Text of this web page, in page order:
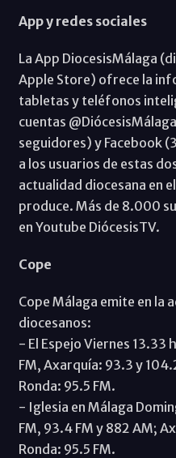
App y redes sociales
La App DiocesisMálaga
Apple Store) ofrece la
tabletas y teléfonos
cuentas
seguidores) y Facebook
a los usuarios de estas
actualidad diocesana en
produce. Más de 8.000
en Youtube DiócesisTV.
Cope
Cope Málaga emite en la
diocesanos:
- El Espejo Viernes 13.33
FM, Axarquía: 93.3 y
Ronda: 95.5 FM.
- Iglesia en Málaga
FM, 93.4 FM y 882 AM;
Ronda: 95.5 FM.